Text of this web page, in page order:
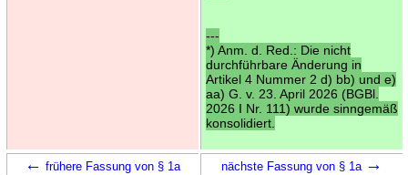
---
*) Anm. d. Red.: Die nicht
durchführbare Änderung in
Artikel 4 Nummer 2 d) bb) und e)
aa) G. v. 23. April 2026 (BGBl.
2026 I Nr. 111) wurde sinngemäß
konsolidiert.
← frühere Fassung von § 1a nächste Fassung von § 1a →